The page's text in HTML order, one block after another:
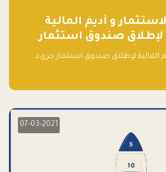
و أديم المالية
لإطلاق صندوق استثمار
المالية لإطلاق صندوق استثمار جريء
07-03-2021